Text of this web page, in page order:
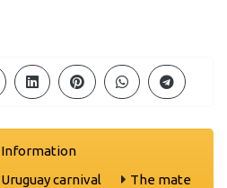
Information
Uruguay carnival
The mate